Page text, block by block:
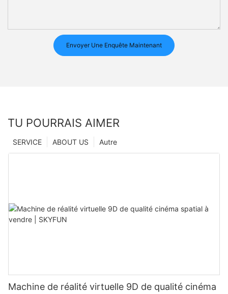
Envoyer Une Enquête Maintenant
TU POURRAIS AIMER
Autre
ABOUT US
SERVICE
Machine de réalité virtuelle 9D de qualité cinéma